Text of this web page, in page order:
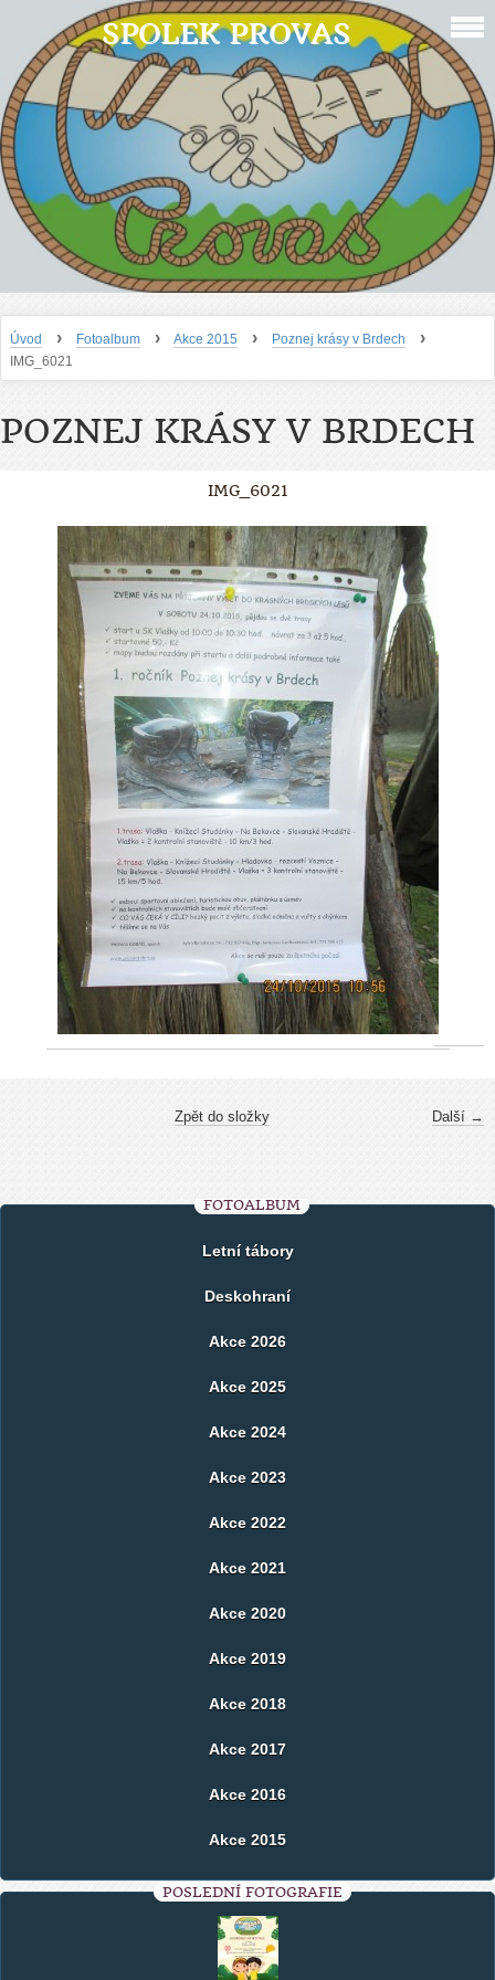
SPOLEK PROVAS
Úvod › Fotoalbum › Akce 2015 › Poznej krásy v Brdech ›
IMG_6021
POZNEJ KRÁSY V BRDECH
IMG_6021
Další →
Zpět do složky
FOTOALBUM
Letní tábory
Deskohraní
Akce 2026
Akce 2025
Akce 2024
Akce 2023
Akce 2022
Akce 2021
Akce 2020
Akce 2019
Akce 2018
Akce 2017
Akce 2016
Akce 2015
POSLEDNÍ FOTOGRAFIE